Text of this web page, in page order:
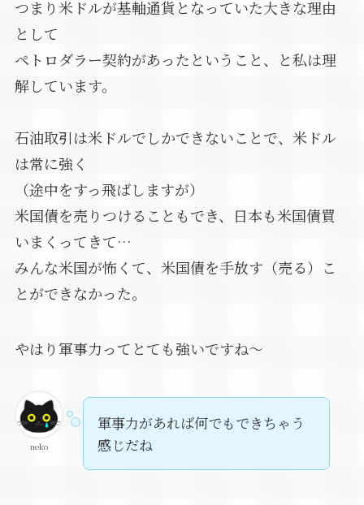
つまり米ドルが基軸通貨となっていた大きな理由
として
ペトロダラー契約があったということ、と私は理
解しています。
石油取引は米ドルでしかできないことで、米ドル
は常に強く
（途中をすっ飛ばしますが）
米国債を売りつけることもでき、日本も米国債買
いまくってきて…
みんな米国が怖くて、米国債を手放す（売る）こ
とができなかった。
やはり軍事力ってとても強いですね～
neko
軍事力があれば何でもできちゃう
感じだね